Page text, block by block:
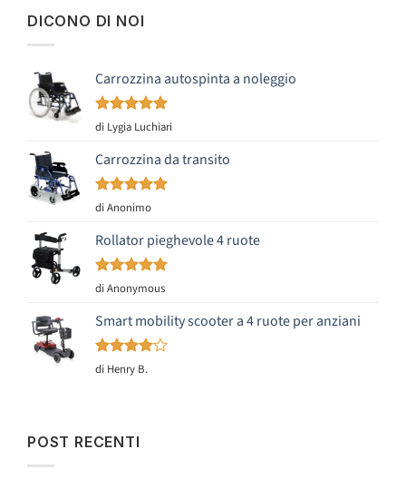
DICONO DI NOI
Carrozzina autospinta a noleggio
Valutato5
di Lygia Luchiari
Carrozzina da transito
Valutato5
di Anonimo
Rollator pieghevole 4 ruote
Valutato5
di Anonymous
Smart mobility scooter a 4 ruote per anziani
Valutato
di Henry B.
POST RECENTI